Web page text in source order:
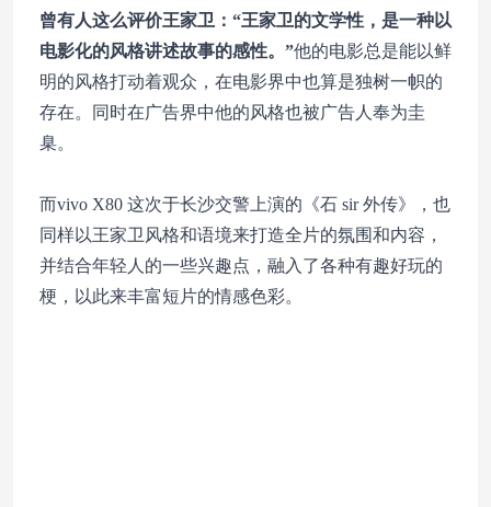
曾有人这么评价王家卫：“王家卫的文学性，是一种以
电影化的风格讲述故事的感性。”他的电影总是能以鲜
明的风格打动着观众，在电影界中也算是独树一帜的
存在。同时在广告界中他的风格也被广告人奉为圭
臬。
而vivo X80 这次于长沙交警上演的《石 sir 外传》，也
同样以王家卫风格和语境来打造全片的氛围和内容，
并结合年轻人的一些兴趣点，融入了各种有趣好玩的
梗，以此来丰富短片的情感色彩。